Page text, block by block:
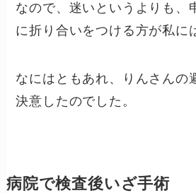
なので、迷いというよりも、
に折り合いをつける方が私に
なにはともあれ、りんさんの
決意したのでした。
病院で検査後いざ手術